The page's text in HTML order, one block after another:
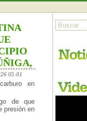
05:01
en
de que
presión en